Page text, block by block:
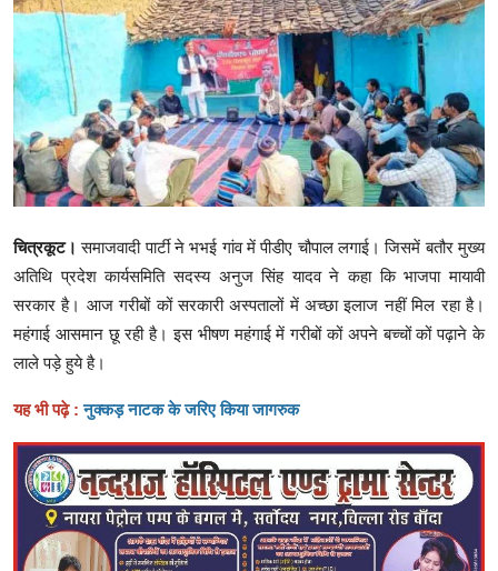
क्राइम
स्पोर्ट्स
मनोरंजन
गैलरी
चित्रकूट। समाजवादी पार्टी ने भभई गांव में पीडीए चौपाल लगाई। जिसमें बतौर मुख्य
अतिथि प्रदेश कार्यसमिति सदस्य अनुज सिंह यादव ने कहा कि भाजपा मायावी
सरकार है। आज गरीबों कों सरकारी अस्पतालों में अच्छा इलाज नहीं मिल रहा है।
महंगाई आसमान छू रही है। इस भीषण महंगाई में गरीबों कों अपने बच्चों कों पढ़ाने के
लाले पड़े हुये है।
यह भी पढ़े : नुक्कड़ नाटक के जरिए किया जागरुक